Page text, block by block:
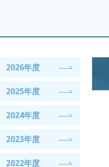
2026年度
2025年度
2024年度
2023年度
2022年度